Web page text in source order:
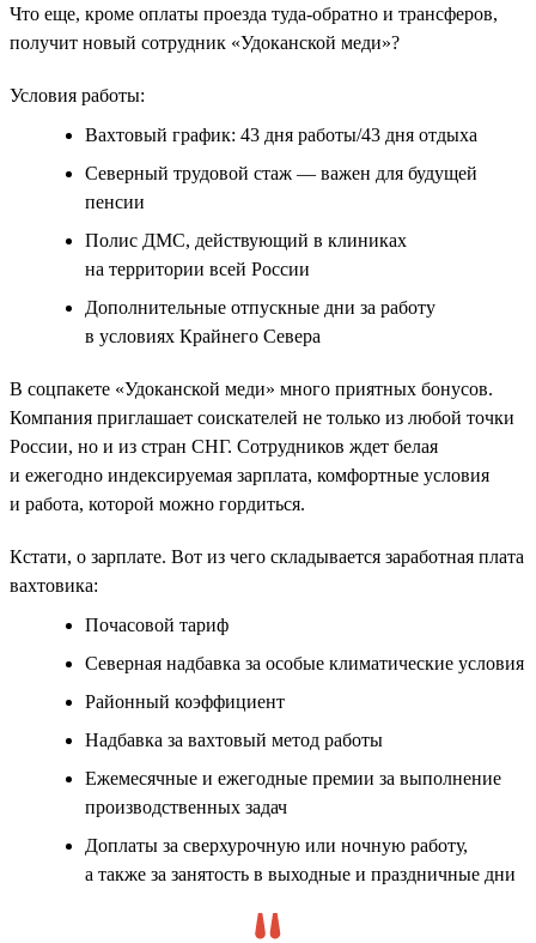
Что еще, кроме оплаты проезда туда-обратно и трансферов,
получит новый сотрудник «Удоканской меди»?
Условия работы:
Вахтовый график: 43 дня работы/43 дня отдыха
Северный трудовой стаж — важен для будущей
пенсии
Полис ДМС, действующий в клиниках
на территории всей России
Дополнительные отпускные дни за работу
в условиях Крайнего Севера
В соцпакете «Удоканской меди» много приятных бонусов.
Компания приглашает соискателей не только из любой точки
России, но и из стран СНГ. Сотрудников ждет белая
и ежегодно индексируемая зарплата, комфортные условия
и работа, которой можно гордиться.
Кстати, о зарплате. Вот из чего складывается заработная плата
вахтовика:
Почасовой тариф
Северная надбавка за особые климатические условия
Районный коэффициент
Надбавка за вахтовый метод работы
Ежемесячные и ежегодные премии за выполнение
производственных задач
Доплаты за сверхурочную или ночную работу,
а также за занятость в выходные и праздничные дни